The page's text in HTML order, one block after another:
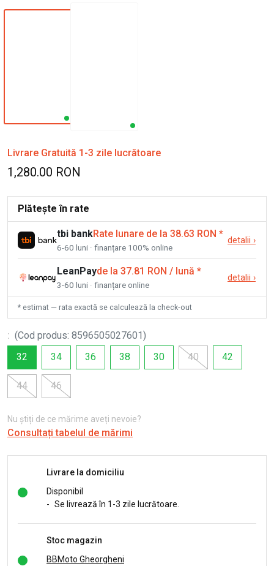
Livrare Gratuită 1-3 zile lucrătoare
1,280.00 RON
Plătește în rate
tbi bankRate lunare de la 38.63 RON *
6-60 luni · finanțare 100% online
detalii ›
LeanPayde la 37.81 RON / lună *
3-60 luni · finanțare online
detalii ›
* estimat — rata exactă se calculează la check-out
: (Cod produs: 8596505027601)
32
34 36 38 30 40 42
44 46
Nu știți de ce mărime aveți nevoie?
Consultați tabelul de mărimi
Livrare la domiciliu
Disponibil
- Se livrează în 1-3 zile lucrătoare.
Stoc magazin
BBMoto Gheorgheni